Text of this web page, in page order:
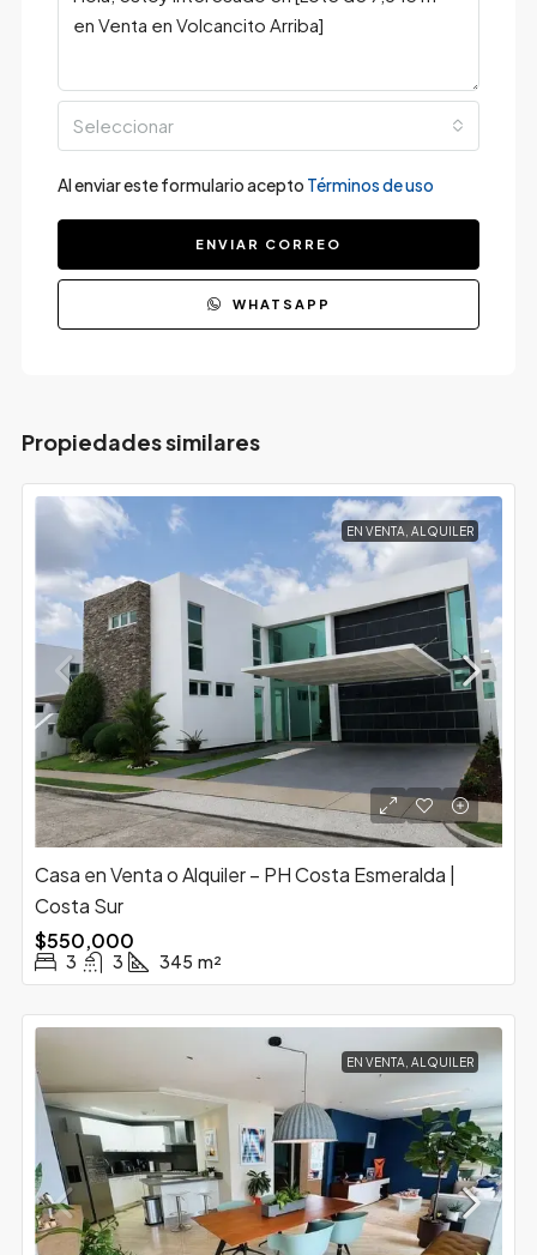
Seleccionar
Al enviar este formulario acepto Términos de uso
ENVIAR CORREO
WHATSAPP
Propiedades similares
EN VENTA, ALQUILER
Casa en Venta o Alquiler – PH Costa Esmeralda |
Costa Sur
$550,000
3 3 345 m²
EN VENTA, ALQUILER